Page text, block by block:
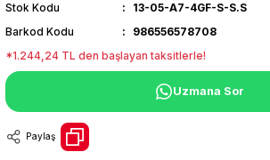
Stok Kodu
13-05-A7-4GF-S-S.S
Barkod Kodu
986556578708
*1.244,24 TL den başlayan taksitlerle!
Uzmana Sor
Paylaş